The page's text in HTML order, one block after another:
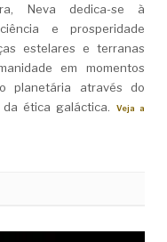
Neva dedica-se à
e prosperidade
estelares e terranas
em momentos
planetária através do
ética galáctica.
Veja a